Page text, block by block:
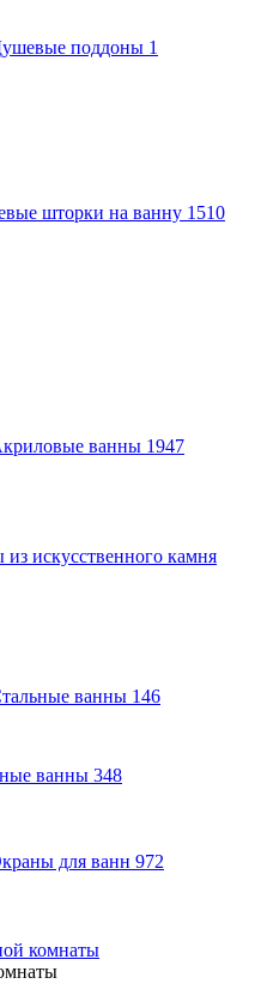
поддоны 1
шторки на ванну 1510
ванны 1947
искусственного камня
ванны 146
ванны 348
для ванн 972
комнаты